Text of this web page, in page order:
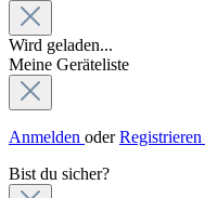
Wird geladen...
Meine Geräteliste
Anmelden oderRegistrieren
Bist du sicher?